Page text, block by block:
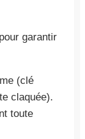
garantir
(clé
claquée).
toute